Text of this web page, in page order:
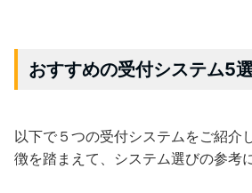
おすすめの受付システム5選
以下で５つの受付システムをご紹介
徴を踏まえて、システム選びの参考